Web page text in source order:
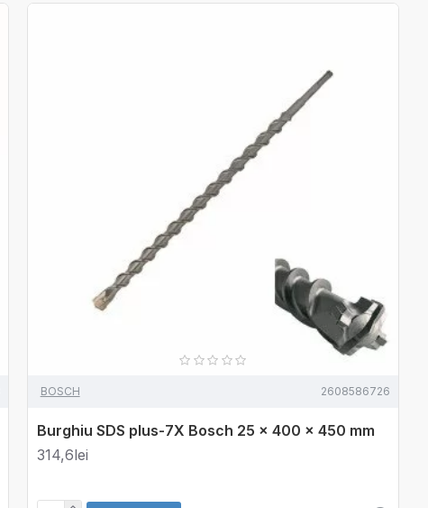
BOSCH 2608586726
Burghiu SDS plus-7X Bosch 25 x 400 x 450 mm
314,6lei